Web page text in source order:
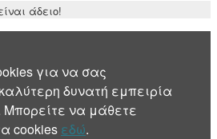
άδειο!
για να σας
δυνατή εμπειρία
Μπορείτε να μάθετε
cookies εδώ.